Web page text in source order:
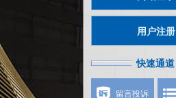
用户注册
快速通道
留言投诉